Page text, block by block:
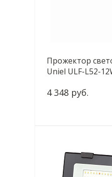
Прожектор
Uniel ULF-L52-
4 348 руб.